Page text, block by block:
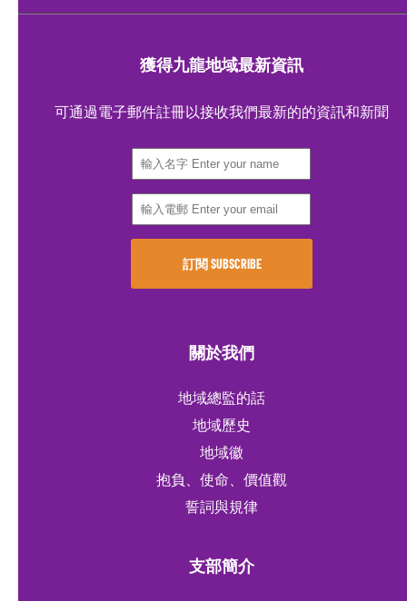
獲得九龍地域最新資訊
可通過電子郵件註冊以接收我們最新的的資訊和新聞
關於我們
地域總監的話
地域歷史
地域徽
抱負、使命、價值觀
誓詞與規律
支部簡介